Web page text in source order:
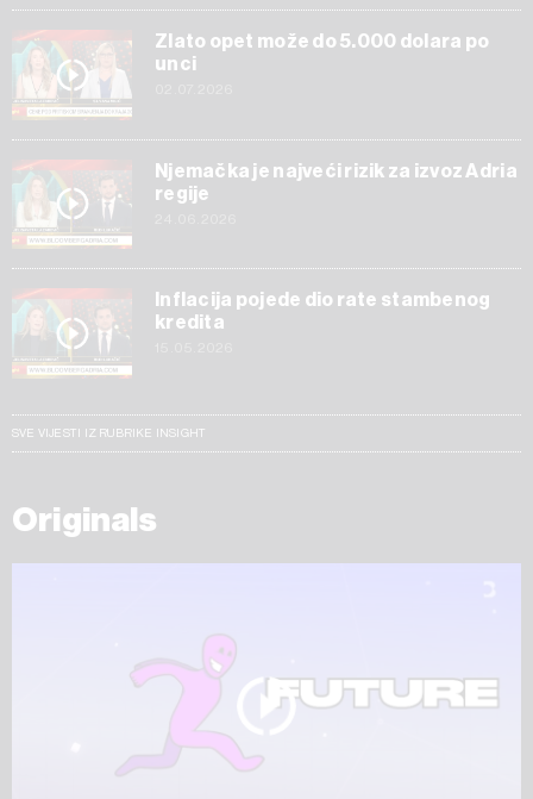
Zlato opet može do 5.000 dolara po
unci
Njemačka je najveći rizik za izvoz Adria
regije
Inflacija pojede dio rate stambenog
kredita
SVE VIJESTI IZ RUBRIKE INSIGHT
Originals